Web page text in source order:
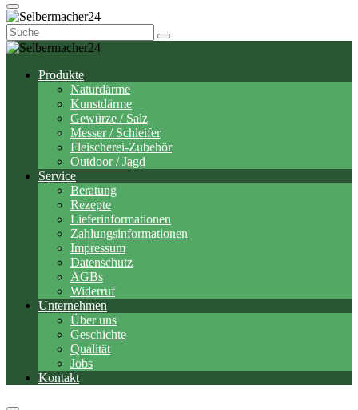
Suchen
nach:
Produkte
Naturdärme
Kunstdärme
Gewürze / Salz
Messer / Schleifer
Fleischerei-Zubehör
Outdoor / Jagd
Service
Beratung
Rezepte
Lieferinformationen
Zahlungsinformationen
Impressum
Datenschutz
AGBs
Widerruf
Unternehmen
Über uns
Geschichte
Qualität
Jobs
Kontakt